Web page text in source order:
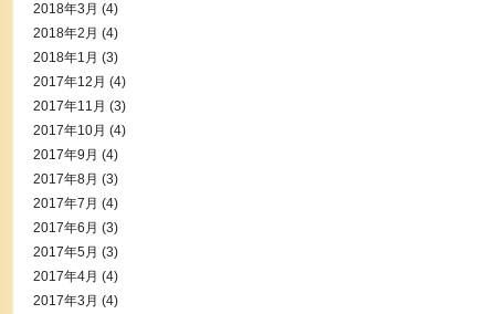
2018年3月 (4)
2018年2月 (4)
2018年1月 (3)
2017年12月 (4)
2017年11月 (3)
2017年10月 (4)
2017年9月 (4)
2017年8月 (3)
2017年7月 (4)
2017年6月 (3)
2017年5月 (3)
2017年4月 (4)
2017年3月 (4)